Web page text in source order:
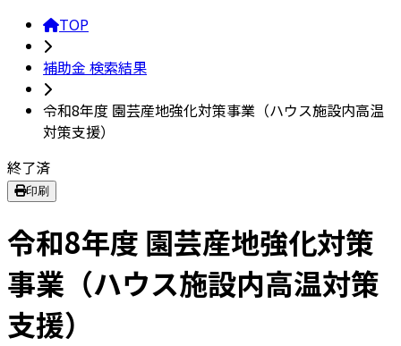
TOP
補助金 検索結果
令和8年度 園芸産地強化対策事業（ハウス施設内高温
対策支援）
終了済
印刷
令和8年度 園芸産地強化対策
事業（ハウス施設内高温対策
支援）